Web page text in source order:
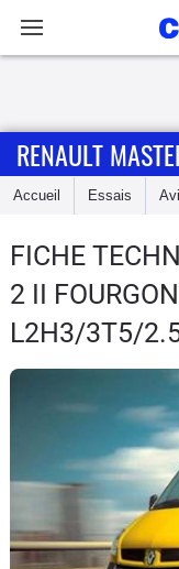
Accueil
Essais
Guide
d'achat
Electriques
Utilitaires
Auto
RENAULT
Accueil Essais
FICHE
2 II
L2H3/3T5/